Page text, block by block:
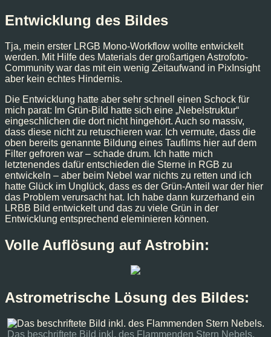
Entwicklung des Bildes
Tja, mein erster LRGB Mono-Workflow wollte entwickelt
werden. Mit Hilfe des Materials der großartigen Astrofoto-
Community war das mit ein wenig Zeitaufwand in PixInsight
aber kein echtes Hindernis.
Die Entwicklung hatte aber sehr schnell einen Schock für
mich parat: Im Grün-Bild hatte sich eine „Nebelstruktur“
eingeschlichen die dort nicht hingehört. Auch so massiv,
dass diese nicht zu retuschieren war. Ich vermute, dass die
oben bereits genannte Bildung eines Taufilms hier auf dem
Filter gefroren war – schade drum. Ich hatte mich
letztenendes dafür entschieden die Sterne in RGB zu
entwickeln – aber beim Nebel war nichts zu retten und ich
hatte Glück im Unglück, dass es der Grün-Anteil war der hier
das Problem verursacht hat. Ich habe dann kurzerhand ein
LRBB Bild entwickelt und das zu viele Grün in der
Entwicklung entsprechend eleminieren können.
Volle Auflösung auf Astrobin:
Astrometrische Lösung des Bildes:
Das beschriftete Bild inkl. des Flammenden Stern Nebels,